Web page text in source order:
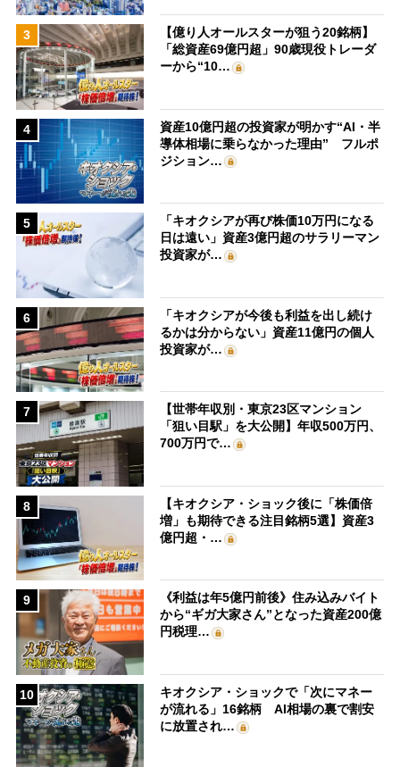
3
【億り人オールスターが狙う20銘柄】
「総資産69億円超」90歳現役トレーダ
ーから“10…
4
資産10億円超の投資家が明かす“AI・半
導体相場に乗らなかった理由” フルポ
ジション…
5
「キオクシアが再び株価10万円になる
日は遠い」資産3億円超のサラリーマン
投資家が…
6
「キオクシアが今後も利益を出し続け
るかは分からない」資産11億円の個人
投資家が…
7
【世帯年収別・東京23区マンション
「狙い目駅」を大公開】年収500万円、
700万円で…
8
【キオクシア・ショック後に「株価倍
増」も期待できる注目銘柄5選】資産3
億円超・…
9
《利益は年5億円前後》住み込みバイト
から“ギガ大家さん”となった資産200億
円税理…
10
キオクシア・ショックで「次にマネー
が流れる」16銘柄 AI相場の裏で割安
に放置され…